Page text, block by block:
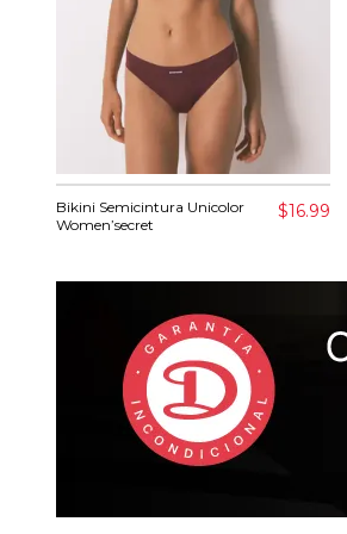
Bikini Semicintura Unicolor
Women’secret
$16.99